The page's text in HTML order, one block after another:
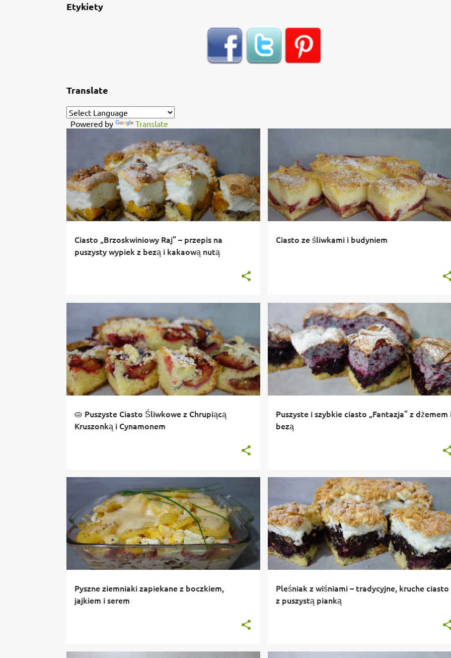
Etykiety
Translate
Powered by Translate
Ciasto „Brzoskwiniowy Raj” – przepis na
puszysty wypiek z bezą i kakaową nutą
Ciasto ze śliwkami i budyniem
🥧 Puszyste Ciasto Śliwkowe z Chrupiącą
Kruszonką i Cynamonem
Puszyste i szybkie ciasto „Fantazja” z dżemem
bezą
Pyszne ziemniaki zapiekane z boczkiem,
jajkiem i serem
Pleśniak z wiśniami – tradycyjne, kruche ciasto
z puszystą pianką